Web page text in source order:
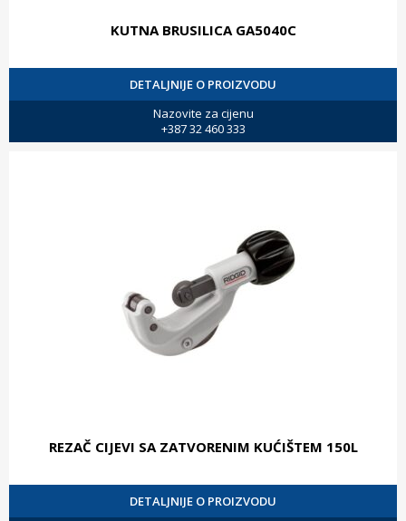
KUTNA BRUSILICA GA5040C
DETALJNIJE O PROIZVODU
Nazovite za cijenu
+387 32 460 333
REZAČ CIJEVI SA ZATVORENIM KUĆIŠTEM 150L
DETALJNIJE O PROIZVODU